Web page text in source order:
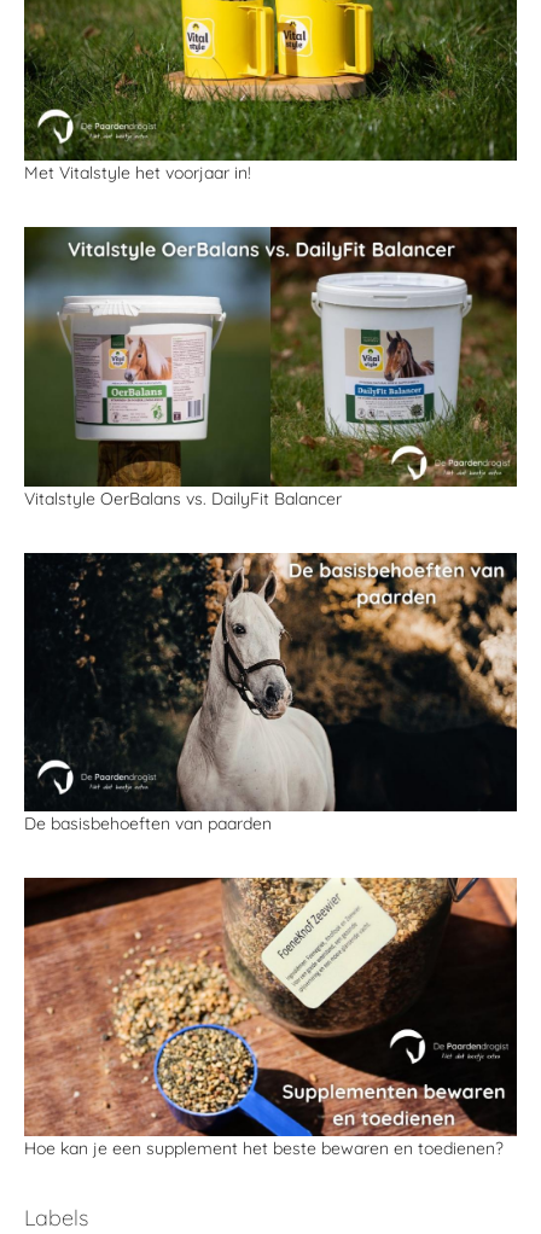
Met Vitalstyle het voorjaar in!
Vitalstyle OerBalans vs. DailyFit Balancer
De basisbehoeften van paarden
Hoe kan je een supplement het beste bewaren en toedienen?
Labels